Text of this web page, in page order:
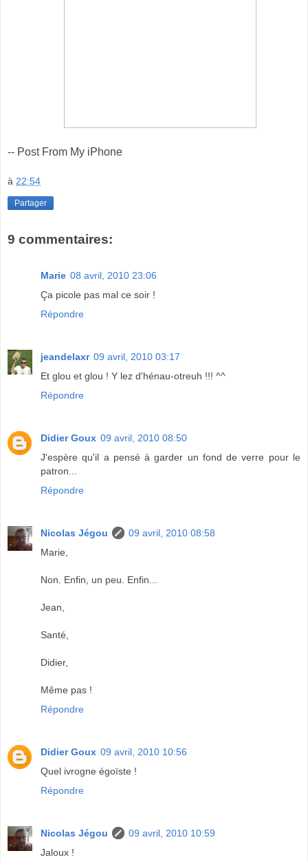
-- Post From My iPhone
à 22:54
Partager
9 commentaires:
Marie 08 avril, 2010 23:06
Ça picole pas mal ce soir !
Répondre
jeandelaxr 09 avril, 2010 03:17
Et glou et glou ! Y lez d'hénau-otreuh !!! ^^
Répondre
Didier Goux 09 avril, 2010 08:50
J'espère qu'il a pensé à garder un fond de verre pour le
patron...
Répondre
Nicolas Jégou
09 avril, 2010 08:58
Marie,
Non. Enfin, un peu. Enfin...
Jean,
Santé,
Didier,
Même pas !
Répondre
Didier Goux 09 avril, 2010 10:56
Quel ivrogne égoïste !
Répondre
Nicolas Jégou
09 avril, 2010 10:59
Jaloux !